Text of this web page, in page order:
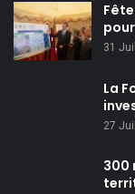
31
La
27
300